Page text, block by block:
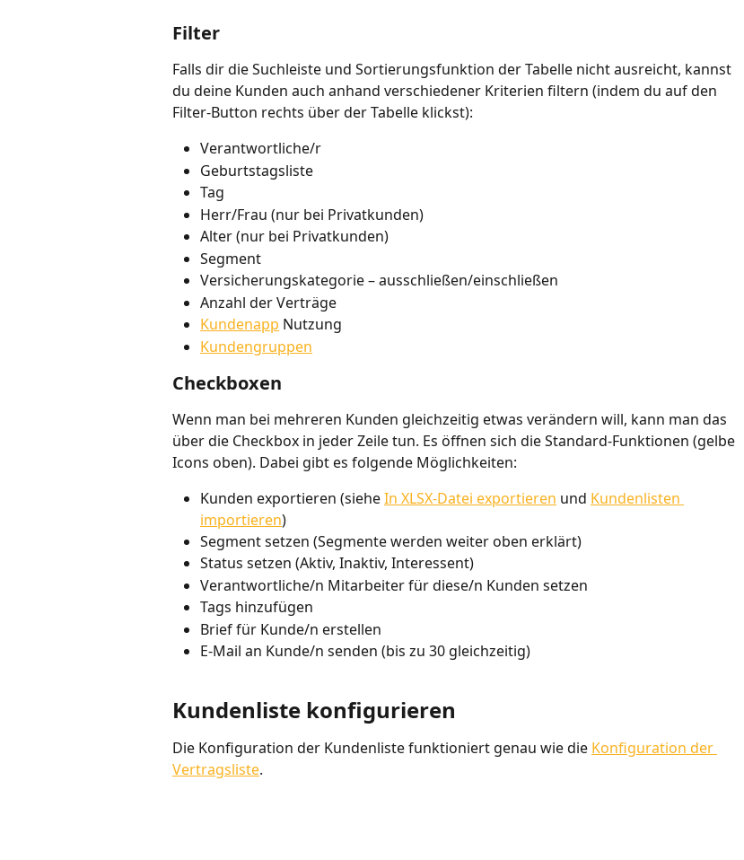
Filter
Falls dir die Suchleiste und Sortierungsfunktion der Tabelle nicht ausreicht, kannst
du deine Kunden auch anhand verschiedener Kriterien filtern (indem du auf den
Filter-Button rechts über der Tabelle klickst):
Verantwortliche/r
Geburtstagsliste
Tag
Herr/Frau (nur bei Privatkunden)
Alter (nur bei Privatkunden)
Segment
Versicherungskategorie – ausschließen/einschließen
Anzahl der Verträge
Kundenapp Nutzung
Kundengruppen
Checkboxen
Wenn man bei mehreren Kunden gleichzeitig etwas verändern will, kann man das
über die Checkbox in jeder Zeile tun. Es öffnen sich die Standard-Funktionen (gelbe
Icons oben). Dabei gibt es folgende Möglichkeiten:
Kunden exportieren (siehe In XLSX-Datei exportieren und Kundenlisten
importieren)
Segment setzen (Segmente werden weiter oben erklärt)
Status setzen (Aktiv, Inaktiv, Interessent)
Verantwortliche/n Mitarbeiter für diese/n Kunden setzen
Tags hinzufügen
Brief für Kunde/n erstellen
E-Mail an Kunde/n senden (bis zu 30 gleichzeitig)
Kundenliste konfigurieren
Die Konfiguration der Kundenliste funktioniert genau wie die Konfiguration der
Vertragsliste.